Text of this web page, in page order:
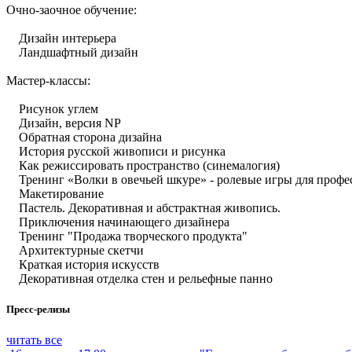
Очно-заочное обучение:
Дизайн интерьера
Ландшафтный дизайн
Мастер-классы:
Рисунок углем
Дизайн, версия NP
Обратная сторона дизайна
История русской живописи и рисунка
Как режиссировать пространство (синемалогия)
Тренинг «Волки в овечьей шкуре» - ролевые игры для
Макетирование
Пастель. Декоративная и абстрактная живопись.
Приключения начинающего дизайнера
Тренинг "Продажа творческого продукта"
Архитектурные скетчи
Краткая история искусств
Декоративная отделка стен и рельефные панно
Пресс-релизы
читать все